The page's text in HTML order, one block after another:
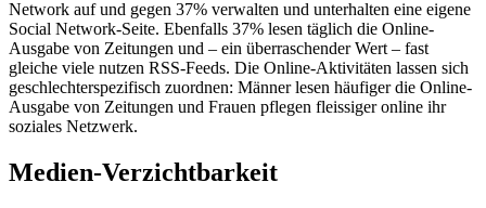
Network auf und gegen 37% verwalten und unterhalten eine eigene
Social Network-Seite. Ebenfalls 37% lesen täglich die Online-
Ausgabe von Zeitungen und – ein überraschender Wert – fast
gleiche viele nutzen RSS-Feeds. Die Online-Aktivitäten lassen sich
geschlechterspezifisch zuordnen: Männer lesen häufiger die Online-
Ausgabe von Zeitungen und Frauen pflegen fleissiger online ihr
soziales Netzwerk.
Medien-Verzichtbarkeit